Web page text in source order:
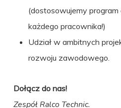
(dostosowujemy
każdego pracownika!)
Udział w ambitnych
rozwoju zawodowego.
Dołącz do nas!
Zespół Ralco Technic.